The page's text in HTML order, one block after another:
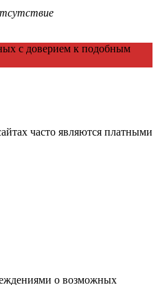
с доверием к подобным
часто являются платными
о возможных